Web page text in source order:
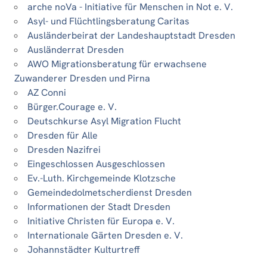
arche noVa - Initiative für Menschen in Not e. V.
Asyl- und Flüchtlingsberatung Caritas
Ausländerbeirat der Landeshauptstadt Dresden
Ausländerrat Dresden
AWO Migrationsberatung für erwachsene
Zuwanderer Dresden und Pirna
AZ Conni
Bürger.Courage e. V.
Deutschkurse Asyl Migration Flucht
Dresden für Alle
Dresden Nazifrei
Eingeschlossen Ausgeschlossen
Ev.-Luth. Kirchgemeinde Klotzsche
Gemeindedolmetscherdienst Dresden
Informationen der Stadt Dresden
Initiative Christen für Europa e. V.
Internationale Gärten Dresden e. V.
Johannstädter Kulturtreff